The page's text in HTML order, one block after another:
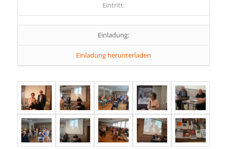
Eintritt:
Einladung:
Einladung herunterladen